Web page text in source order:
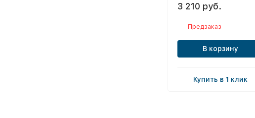
3 210 руб.
Предзаказ
В корзину
Купить в 1 клик